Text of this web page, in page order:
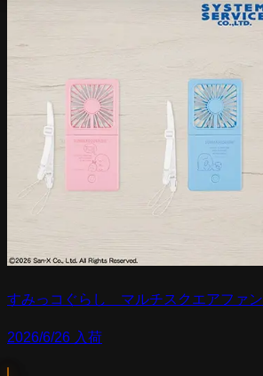
すみっコぐらし マルチスクエアファン
2026/6/26 入荷